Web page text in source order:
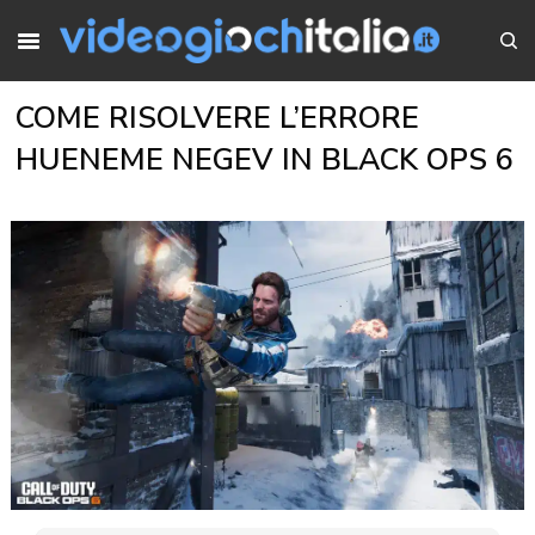
COME RISOLVERE L’ERRORE
HUENEME NEGEV IN BLACK OPS 6